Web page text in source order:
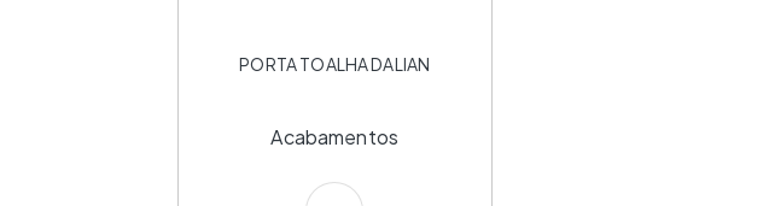
PORTA TOALHA DALIAN
Acabamentos